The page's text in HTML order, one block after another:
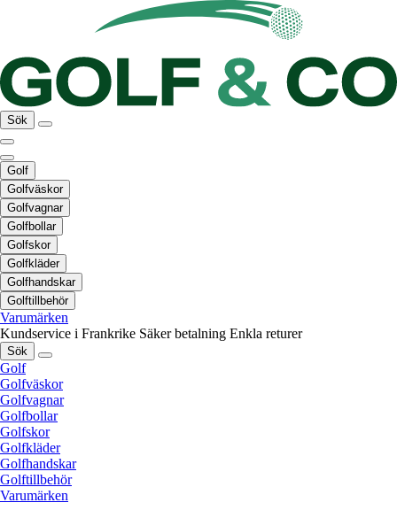
Sök
Golf
Golfväskor
Golfvagnar
Golfbollar
Golfskor
Golfkläder
Golfhandskar
Golftillbehör
Varumärken
Kundservice i Frankrike Säker betalning Enkla returer
Sök
Golf
Golfväskor
Golfvagnar
Golfbollar
Golfskor
Golfkläder
Golfhandskar
Golftillbehör
Varumärken